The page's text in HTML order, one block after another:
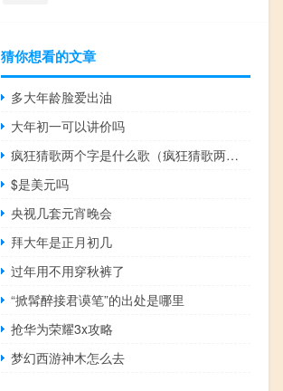
猜你想看的文章
多大年龄脸爱出油
大年初一可以讲价吗
疯狂猜歌两个字是什么歌（疯狂猜歌两个字）
$是美元吗
央视几套元宵晚会
拜大年是正月初几
过年用不用穿秋裤了
“掀髯醉接君谟笔”的出处是哪里
抢华为荣耀3x攻略
梦幻西游神木怎么去